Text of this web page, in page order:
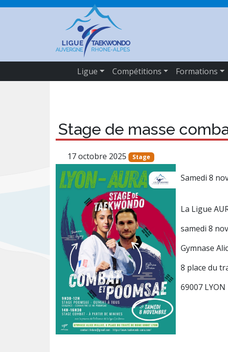
Ligue Compétitions Formations
Stage de masse
17 octobre 2025 Stage
Samedi 8
La Ligue
samedi 8
Gymnase
8 place du
69007 LYON